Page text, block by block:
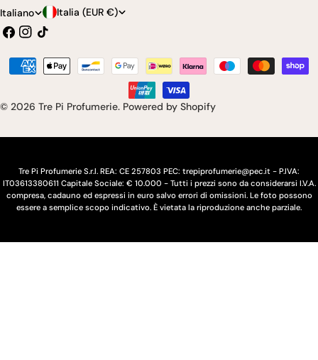
L
i
n
u
Italiano
P
a
e
s
e
e
g
o
Italia (EUR €)
Facebook
Instagram
Tic
© 2026 Tre Pi Profumerie. Powered by Shopify
Modalità
Tre Pi Profumerie S.r.l. REA: CE 257803 PEC: trepiprofumerie@pec.it - P.IVA:
IT03613380611 Capitale Sociale: € 10.000 - Tutti i prezzi sono da considerarsi I.V.A.
compresa, cadauno ed espressi in euro salvo errori di omissioni. Le foto possono
essere a semplice scopo indicativo. È vietata la riproduzione anche parziale.